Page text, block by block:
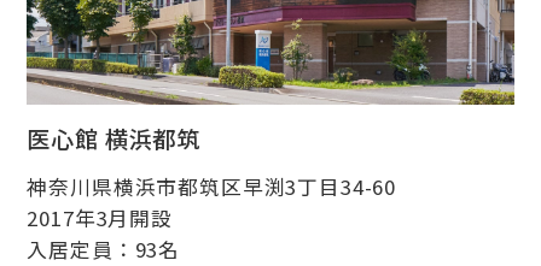
医心館 横浜都筑
神奈川県横浜市都筑区早渕3丁目34-60
2017年3月開設
入居定員：93名